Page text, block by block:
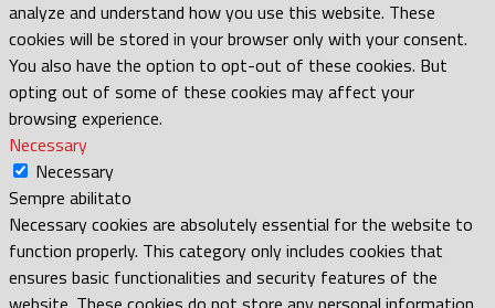
analyze and understand how you use this website. These
cookies will be stored in your browser only with your consent.
You also have the option to opt-out of these cookies. But
opting out of some of these cookies may affect your
browsing experience.
Necessary
Necessary
Sempre abilitato
Necessary cookies are absolutely essential for the website to
function properly. This category only includes cookies that
ensures basic functionalities and security features of the